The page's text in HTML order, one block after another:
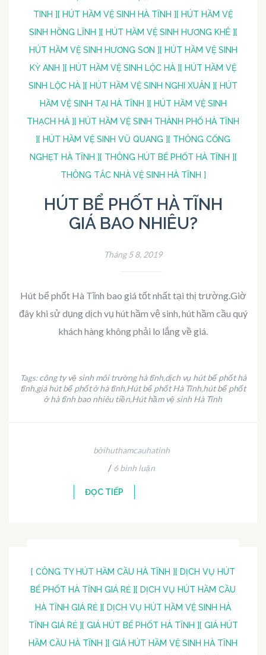
TINH ][ HÚT HẦM VỆ SINH HÀ TĨNH ][ HÚT HẦM VỆ
SINH HỒNG LĨNH ][ HÚT HẦM VỆ SINH HƯƠNG KHÊ ][
HÚT HẦM VỆ SINH HƯƠNG SƠN ][ HÚT HẦM VỆ SINH
KỲ ANH ][ HÚT HẦM VỆ SINH LỘC HÀ ][ HÚT HẦM VỆ
SINH LỘC HÀ ][ HÚT HẦM VỆ SINH NGHI XUÂN ][ HÚT
HẦM VỆ SINH TẠI HÀ TĨNH ][ HÚT HẦM VỆ SINH
THẠCH HÀ ][ HÚT HẦM VỆ SINH THÀNH PHỐ HÀ TĨNH
][ HÚT HẦM VỆ SINH VŨ QUANG ][ THÔNG CỐNG
NGHẸT HÀ TĨNH ][ THÔNG HÚT BỂ PHỐT HÀ TĨNH ][
THÔNG TẮC NHÀ VỆ SINH HÀ TĨNH ]
HÚT BỂ PHỐT HÀ TĨNH
GIÁ BAO NHIÊU?
Tháng 5 8, 2019
Hút bể phốt Hà Tĩnh bao giá tốt nhất tại thị trường.Giờ
đây khi sử dụng dịch vụ hút hầm vệ sinh, hút hầm cầu quý
khách hàng không phải lo lắng về giá.
Tags:công ty vệ sinh môi trường hà tĩnh,dịch vụ hút bể phốt hà
tĩnh,giá hút bể phốt ở hà tĩnh,Hút bể phốt Hà Tĩnh,hút bể phốt
ở hà tĩnh bao nhiêu tiền,Hút hầm vệ sinh Hà Tĩnh
bởihuthamcauhatinh
/ 6 bình luận
ĐỌC TIẾP
[ CÔNG TY HÚT HẦM CẦU HÀ TĨNH ][ DỊCH VỤ HÚT
BỂ PHỐT HÀ TĨNH GIÁ RẺ ][ DỊCH VỤ HÚT HẦM CẦU
HÀ TĨNH GIÁ RẺ ][ DỊCH VỤ HÚT HẦM VỆ SINH HÀ
TĨNH GIÁ RẺ ][ GIÁ HÚT BỂ PHỐT HÀ TĨNH ][ GIÁ HÚT
HẦM CẦU HÀ TĨNH ][ GIÁ HÚT HẦM VỆ SINH HÀ TĨNH